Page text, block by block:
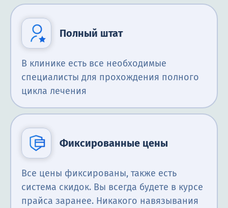
Полный штат
В клинике есть все необходимые
специалисты для прохождения полного
цикла лечения
Фиксированные цены
Все цены фиксированы, также есть
система скидок. Вы всегда будете в курсе
прайса заранее. Никакого навязывания